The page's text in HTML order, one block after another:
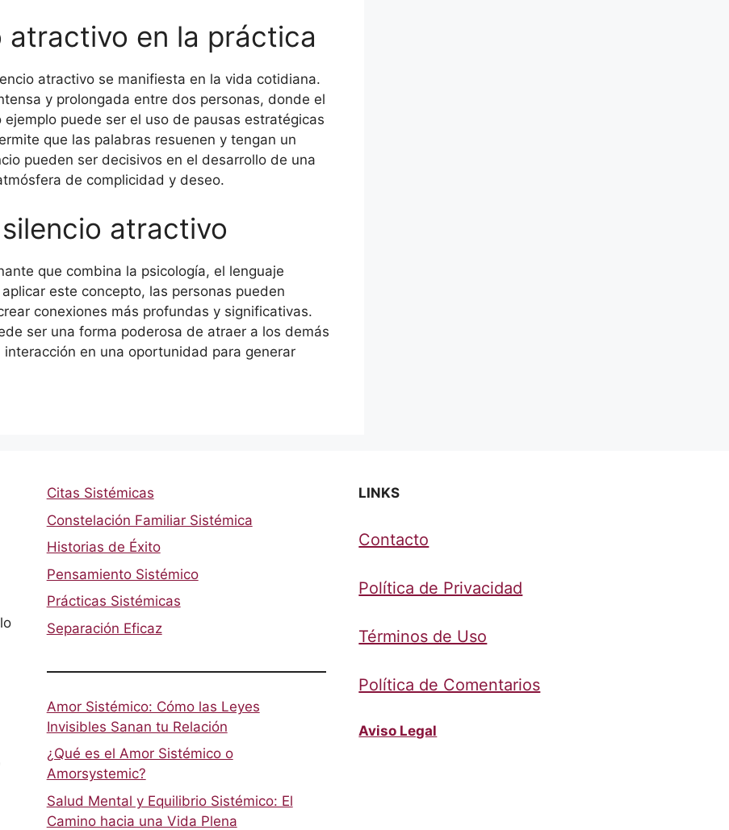
atractivo en la práctica
atractivo se manifiesta en la vida cotidiana.
y prolongada entre dos personas, donde el
puede ser el uso de pausas estratégicas
que las palabras resuenen y tengan un
pueden ser decisivos en el desarrollo de una
de complicidad y deseo.
atractivo
que combina la psicología, el lenguaje
este concepto, las personas pueden
conexiones más profundas y significativas.
ser una forma poderosa de atraer a los demás
en una oportunidad para generar
Citas Sistémicas
Constelación Familiar Sistémica
Historias de Éxito
Pensamiento Sistémico
Prácticas Sistémicas
Separación Eficaz
Amor Sistémico: Cómo las Leyes
Invisibles Sanan tu Relación
¿Qué es el Amor Sistémico o
Amorsystemic?
Salud Mental y Equilibrio Sistémico: El
Camino hacia una Vida Plena
LINKS
Contacto
Política de Privacidad
Términos de Uso
Política de Comentarios
Aviso Legal